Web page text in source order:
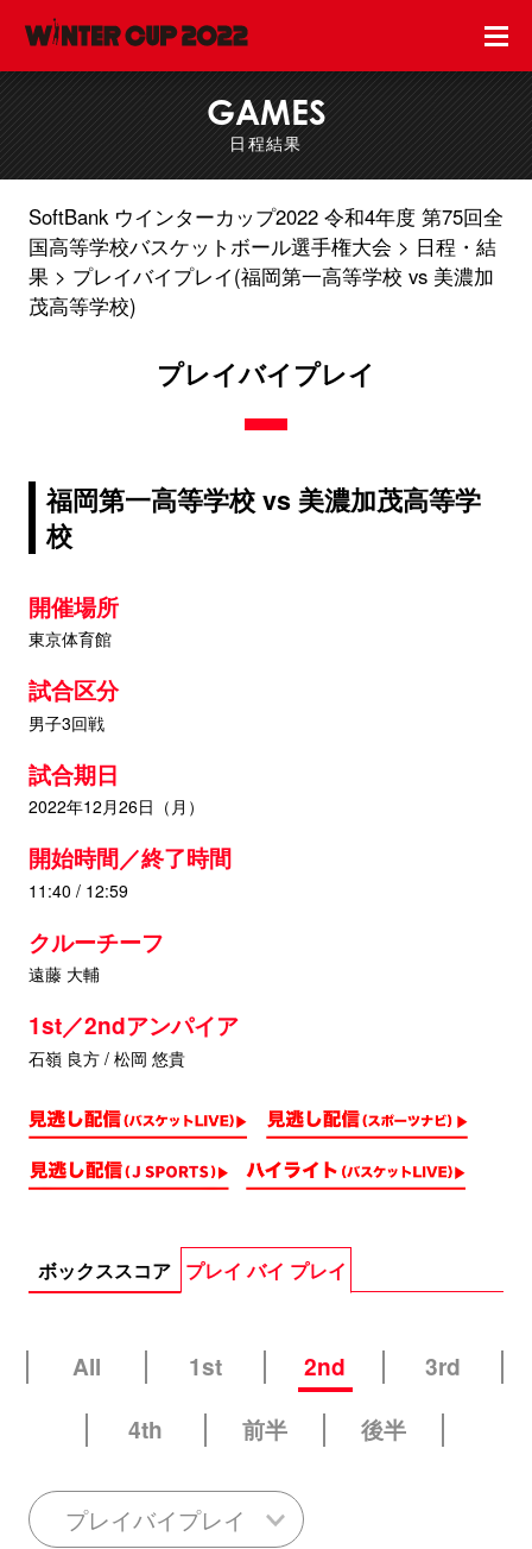
GAMES
日程結果
SoftBank ウインターカップ2022 令和4年度 第75回全
国高等学校バスケットボール選手権大会
日程・結
果
プレイバイプレイ(福岡第一高等学校 vs 美濃加
茂高等学校)
プレイバイプレイ
福岡第一高等学校 vs 美濃加茂高等学
校
開催場所
東京体育館
試合区分
男子3回戦
試合期日
2022年12月26日（月）
開始時間／終了時間
11:40 / 12:59
クルーチーフ
遠藤 大輔
1st／2ndアンパイア
石嶺 良方 / 松岡 悠貴
ボックススコア プレイ バイ プレイ
All 1st 2nd
3rd
4th
前半 後半
プレイバイプレイ